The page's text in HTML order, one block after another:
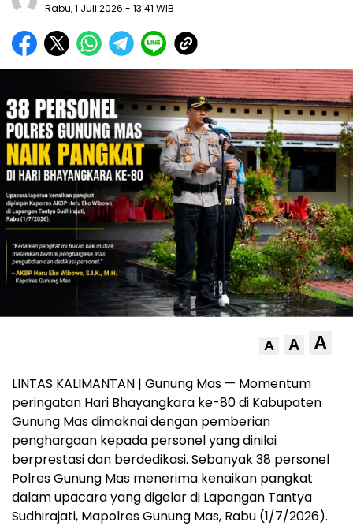
Rabu, 1 Juli 2026 - 13:41 WIB
A A A
LINTAS KALIMANTAN | Gunung Mas — Momentum
peringatan Hari Bhayangkara ke-80 di Kabupaten
Gunung Mas dimaknai dengan pemberian
penghargaan kepada personel yang dinilai
berprestasi dan berdedikasi. Sebanyak 38 personel
Polres Gunung Mas menerima kenaikan pangkat
dalam upacara yang digelar di Lapangan Tantya
Sudhirajati, Mapolres Gunung Mas, Rabu (1/7/2026).